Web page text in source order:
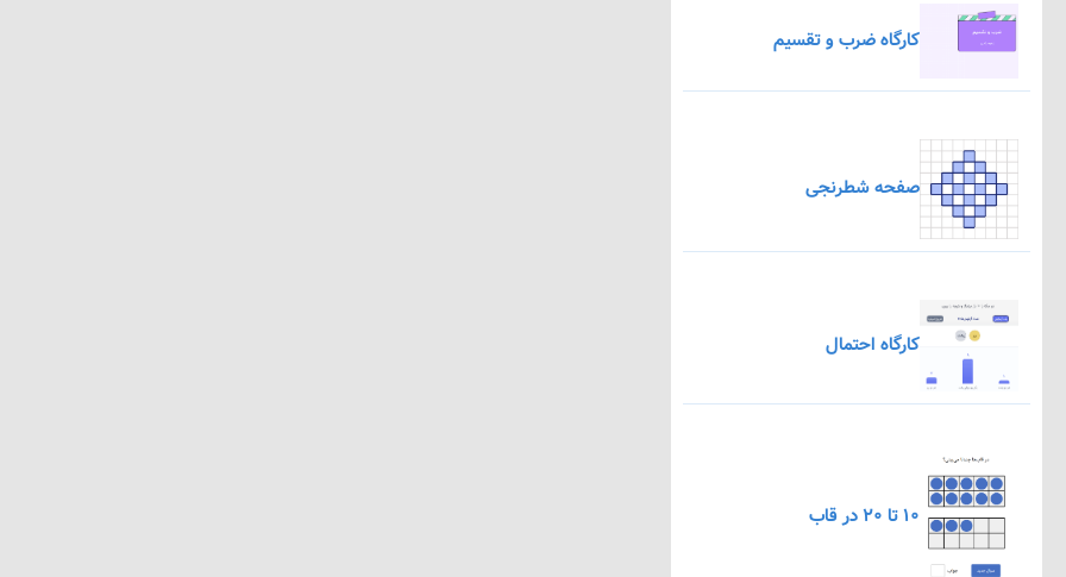
کارگاه ضرب و تقسیم
صفحه شطرنجی
کارگاه احتمال
۱۰ تا ۲۰ در قاب